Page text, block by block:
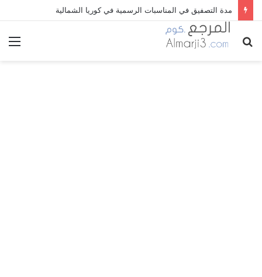
مدة التصفيق في المناسبات الرسمية في كوريا الشمالية
بحث